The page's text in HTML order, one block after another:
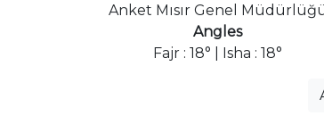
Anket Mısır Genel
Angles
Fajr : 18° | Isha : 18°